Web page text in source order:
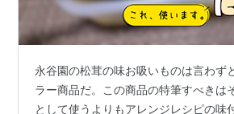
永谷園の松茸の味お吸いものは言わず
ラー商品だ。この商品の特筆すべきは
として使うよりもアレンジレシピの味